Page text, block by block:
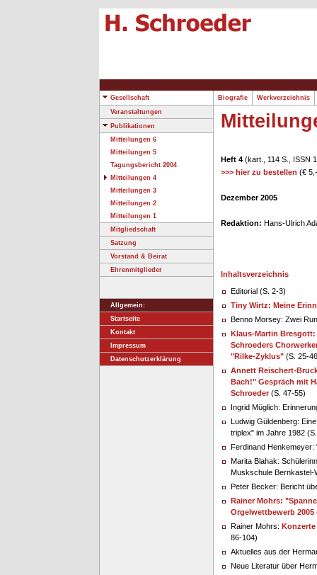
Gesellschaft Biografie Werkverzeichnis
Veranstaltungen
Publikationen
Mitteilungen 6
Mitteilungen 5
Tagungsbericht 2004
Mitteilungen 4
Mitteilungen 3
Mitteilungen 2
Mitteilungen 1
Mitgliedschaft
Satzung
Vorstand & Beirat
Ehrenmitglieder
Allgemein:
Startseite
Kontakt
Impressum
Datenschutzerklärung
Heft 4 (kart., 114 S., ISSN
>>> hier zu bestellen (€
Dezember 2005
Redaktion: Hans-Ulrich
Inhaltsverzeichnis
Editorial (S. 2-3)
Tiny Wirtz: Meine
Benno Morsey: Zwei
Klaus-Martin
Schroeders
"Rilke-Zyklus" (S. 25-
Annett Reischert-
Bach!" Gespräch mit
Schroeder (S. 47-55)
Ingrid Müglich:
Ludwig Güldenberg:
triplex" im Jahre 1982
Ferdinand Henkemeyer:
Marita Blahak:
Muskschule Bernkastel-
Peter Becker: Bericht
Rainer Mohrs:
Orgelwettbewerb 2005
Rainer Mohrs: Konzerte
86-104)
Aktuelles aus der
Neue Literatur über